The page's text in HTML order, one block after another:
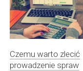
Czemu warto zlecić
prowadzenie spraw